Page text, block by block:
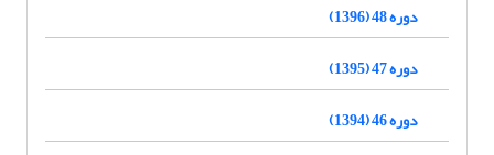
دوره 48 (1396)
دوره 47 (1395)
دوره 46 (1394)